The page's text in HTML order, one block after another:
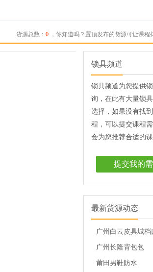
货源总数： 0 ，你知道吗？置顶发布的货源可让课程
锁具频道
锁具频道为您提供
询，在此有大量锁
选择，如果没有找
程，可以提交课程
会为您推荐合适的课
提交我的
最新货源动态
广州白云皮具城档
档
广州长隆背包包
莆田男鞋防水